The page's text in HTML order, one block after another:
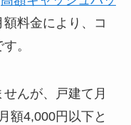
料金により、コ
。
んが、戸建て月
額4,000円以下と